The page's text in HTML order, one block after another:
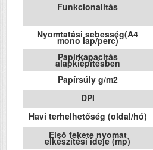
Funkcionalitás
Nyomtatási sebesség(A4
mono lap/perc)
Papírkapacitás
alapkiépítésben
Papírsúly g/m2
DPI
Havi terhelhetőség (oldal/hó)
Első fekete nyomat
elkészítési ideje (mp)